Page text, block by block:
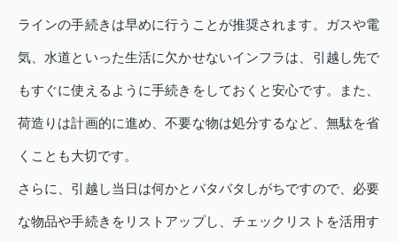
ラインの手続きは早めに行うことが推奨されます。ガスや電
気、水道といった生活に欠かせないインフラは、引越し先で
もすぐに使えるように手続きをしておくと安心です。また、
荷造りは計画的に進め、不要な物は処分するなど、無駄を省
くことも大切です。
さらに、引越し当日は何かとバタバタしがちですので、必要
な物品や手続きをリストアップし、チェックリストを活用す